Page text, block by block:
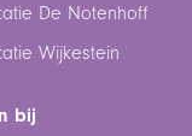
De Notenhoff
Wijkestein
bij